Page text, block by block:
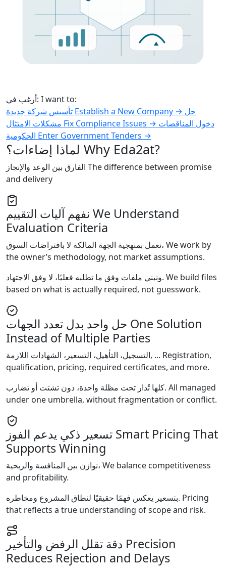
أرغب في: I want to:
تأسيس شركة جديدة Establish a New Company → حل
مشكلات الامتثال Fix Compliance Issues → دخول المناقصات
الحكومية Enter Government Tenders →
لماذا إضاءات؟ Why Eda2at?
الفارق بين الوعد والإنجاز The difference between promise
and delivery
نفهم آليات التقييم We Understand
Evaluation Criteria
نعمل بمنهجية الجهة المالكة لا بافتراضات السوق، We work by
the owner’s methodology, not market assumptions.
ونبني ملفات وفق ما تطلبه فعليًا، لا وفق الاجتهاد. We build files
based on what is actually required, not guesswork.
حل واحد بدل تعدد الجهات One Solution
Instead of Multiple Parties
التسجيل، التأهيل، التسعير، الشهادات اللازمة, ... Registration,
qualification, pricing, required certificates, and more.
كلها تُدار تحت مظلة واحدة، دون تشتت أو تضارب. All managed
under one umbrella, without fragmentation or conflict.
تسعير ذكي يدعم الفوز Smart Pricing That
Supports Winning
نوازن بين المنافسة والربحية، We balance competitiveness
and profitability.
بتسعير يعكس فهمًا حقيقيًا لنطاق المشروع ومخاطره. Pricing
that reflects a true understanding of scope and risk.
دقة تقلل الرفض والتأخير Precision
Reduces Rejection and Delays